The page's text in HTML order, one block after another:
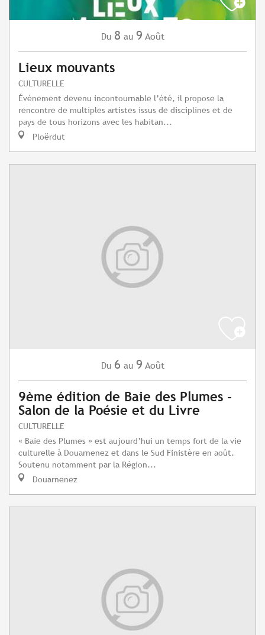
Du 8 au 9 Août
Lieux mouvants
CULTURELLE
Événement devenu incontournable l’été, il propose la
rencontre de multiples artistes issus de disciplines et de
pays de tous horizons avec les habitan...
Ploërdut
Du 6 au 9 Août
9ème édition de Baie des Plumes -
Salon de la Poésie et du Livre
CULTURELLE
« Baie des Plumes » est aujourd’hui un temps fort de la vie
culturelle à Douarnenez et dans le Sud Finistère en août.
Soutenu notamment par la Région...
Douarnenez